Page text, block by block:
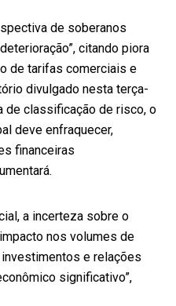
de soberanos
citando piora
de tarifas comerciais e
divulgado nesta terça-
de classificação de risco, o
deve enfraquecer,
financeiras
a incerteza sobre o
nos volumes de
e relações
significativo”,